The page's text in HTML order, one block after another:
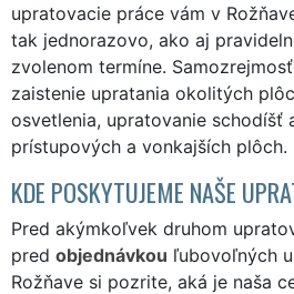
upratovacie práce vám v
tak jednorazovo, ako aj
zvolenom termíne.
zaistenie upratania okolitých
osvetlenia, upratovanie schodíšť
prístupových a vonkajších plôch.
KDE POSKYTUJEME NAŠE
Pred akýmkoľvek druhom
pred objednávkou ľubovoľných
Rožňave si pozrite, aká je naša